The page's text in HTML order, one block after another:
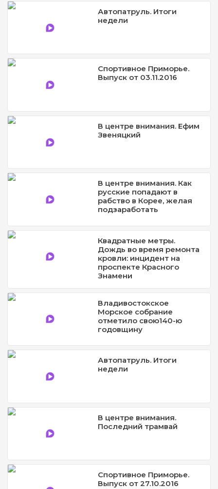
Автопатруль. Итоги
недели
Спортивное Приморье.
Выпуск от 03.11.2016
В центре внимания. Ефим
Звеняцкий
В центре внимания. Как
русские попадают в
рабство в Корее, желая
подзаработать
Квадратные метры.
Дождь во время ремонта
кровли: инцидент на
проспекте Красного
Знамени
Владивостокское
Морское собрание
отметило свою140-ю
годовщину
Автопатруль. Итоги
недели
В центре внимания.
Последний трамвай
Спортивное Приморье.
Выпуск от 27.10.2016